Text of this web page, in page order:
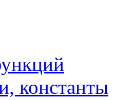
константы